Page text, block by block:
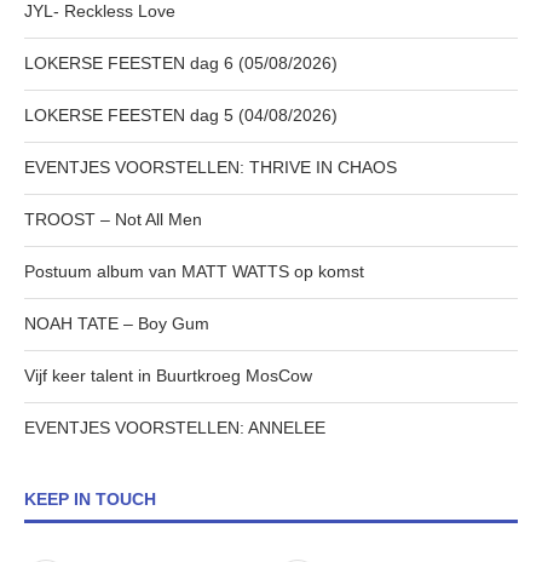
JYL- Reckless Love
LOKERSE FEESTEN dag 6 (05/08/2026)
LOKERSE FEESTEN dag 5 (04/08/2026)
EVENTJES VOORSTELLEN: THRIVE IN CHAOS
TROOST – Not All Men
Postuum album van MATT WATTS op komst
NOAH TATE – Boy Gum
Vijf keer talent in Buurtkroeg MosCow
EVENTJES VOORSTELLEN: ANNELEE
KEEP IN TOUCH